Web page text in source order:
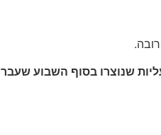
שנוצרו בסוף השבוע שעבר